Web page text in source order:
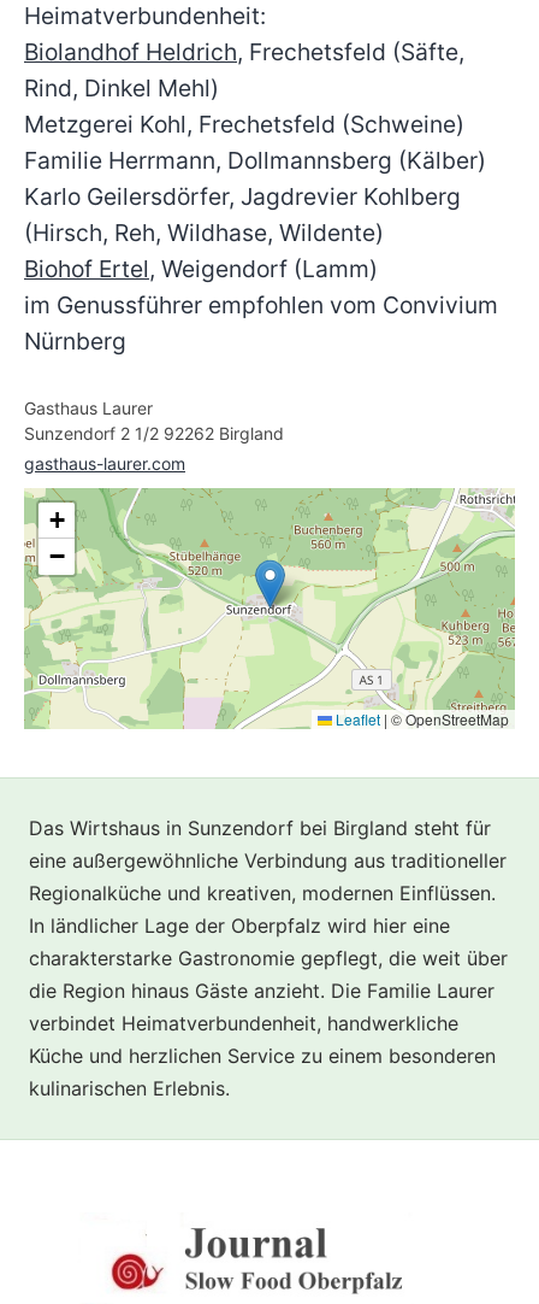
Heimatverbundenheit:
Biolandhof Heldrich, Frechetsfeld (Säfte,
Rind, Dinkel Mehl)
Metzgerei Kohl, Frechetsfeld (Schweine)
Familie Herrmann, Dollmannsberg (Kälber)
Karlo Geilersdörfer, Jagdrevier Kohlberg
(Hirsch, Reh, Wildhase, Wildente)
Biohof Ertel, Weigendorf (Lamm)
im Genussführer empfohlen vom Convivium
Nürnberg
Gasthaus Laurer
Sunzendorf 2 1/2 92262 Birgland
gasthaus-laurer.com
+
−
Leaflet | © OpenStreetMap
Das Wirtshaus in Sunzendorf bei Birgland steht für
eine außergewöhnliche Verbindung aus traditioneller
Regionalküche und kreativen, modernen Einflüssen.
In ländlicher Lage der Oberpfalz wird hier eine
charakterstarke Gastronomie gepflegt, die weit über
die Region hinaus Gäste anzieht. Die Familie Laurer
verbindet Heimatverbundenheit, handwerkliche
Küche und herzlichen Service zu einem besonderen
kulinarischen Erlebnis.